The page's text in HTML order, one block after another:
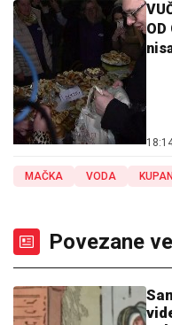
MAČKA VODA
Povezane